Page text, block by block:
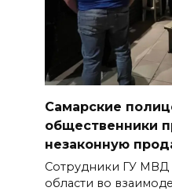
Самарские
общественники
незаконную
Сотрудники ГУ МВД
области во